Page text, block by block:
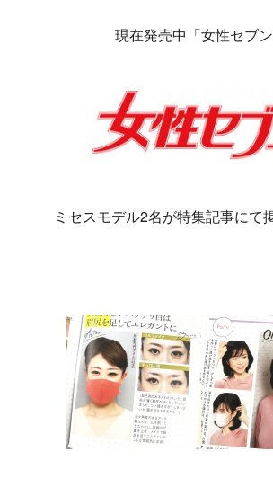
現在発売中「女性セブン
ミセスモデル2名が特集記事にて